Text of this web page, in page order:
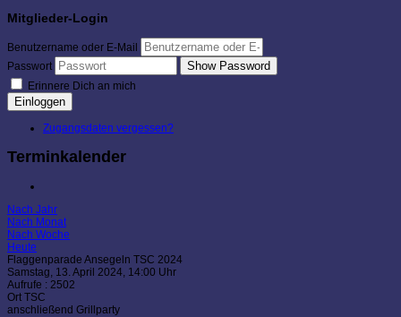
Mitglieder-Login
Benutzername oder E-Mail
Passwort
Show Password
Erinnere Dich an mich
Einloggen
Zugangsdaten vergessen?
Terminkalender
Nach Jahr
Nach Monat
Nach Woche
Heute
Flaggenparade Ansegeln TSC 2024
Samstag, 13. April 2024, 14:00 Uhr
Aufrufe : 2502
Ort TSC
anschließend Grillparty